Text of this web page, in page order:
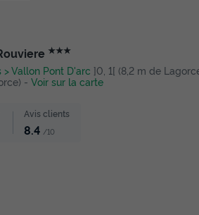
★★★
Vallon Pont D'arc ]0, 1[ (8,2 m de
- Voir sur la carte
Avis clients
8.4 /10